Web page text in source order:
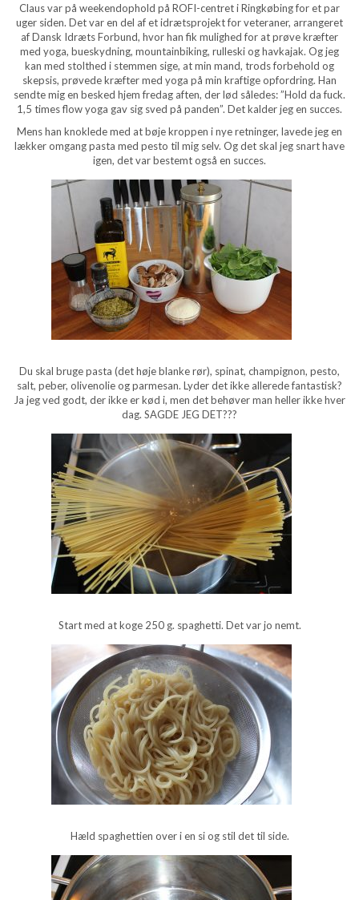
Claus var på weekendophold på ROFI-centret i Ringkøbing for et par
uger siden. Det var en del af et idrætsprojekt for veteraner, arrangeret
af Dansk Idræts Forbund, hvor han fik mulighed for at prøve kræfter
med yoga, bueskydning, mountainbiking, rulleski og havkajak. Og jeg
kan med stolthed i stemmen sige, at min mand, trods forbehold og
skepsis, prøvede kræfter med yoga på min kraftige opfordring. Han
sendte mig en besked hjem fredag aften, der lød således: ”Hold da fuck.
1,5 times flow yoga gav sig sved på panden”. Det kalder jeg en succes.
Mens han knoklede med at bøje kroppen i nye retninger, lavede jeg en
lækker omgang pasta med pesto til mig selv. Og det skal jeg snart have
igen, det var bestemt også en succes.
Du skal bruge pasta (det høje blanke rør), spinat, champignon, pesto,
salt, peber, olivenolie og parmesan. Lyder det ikke allerede fantastisk?
Ja jeg ved godt, der ikke er kød i, men det behøver man heller ikke hver
dag. SAGDE JEG DET???
Start med at koge 250 g. spaghetti. Det var jo nemt.
Hæld spaghettien over i en si og stil det til side.